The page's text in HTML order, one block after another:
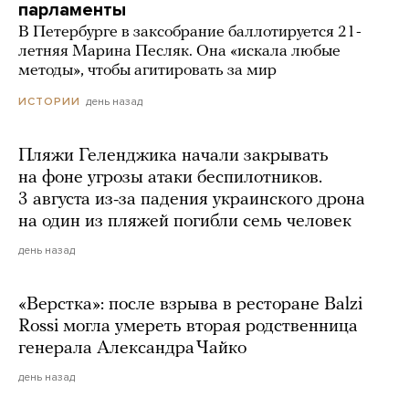
парламенты
В Петербурге в заксобрание баллотируется 21-
летняя Марина Песляк. Она «искала любые
методы», чтобы агитировать за мир
ИСТОРИИ день назад
Пляжи Геленджика начали закрывать
на фоне угрозы атаки беспилотников.
3 августа из-за падения украинского дрона
на один из пляжей погибли семь человек
день назад
«Верстка»: после взрыва в ресторане Balzi
Rossi могла умереть вторая родственница
генерала Александра Чайко
день назад